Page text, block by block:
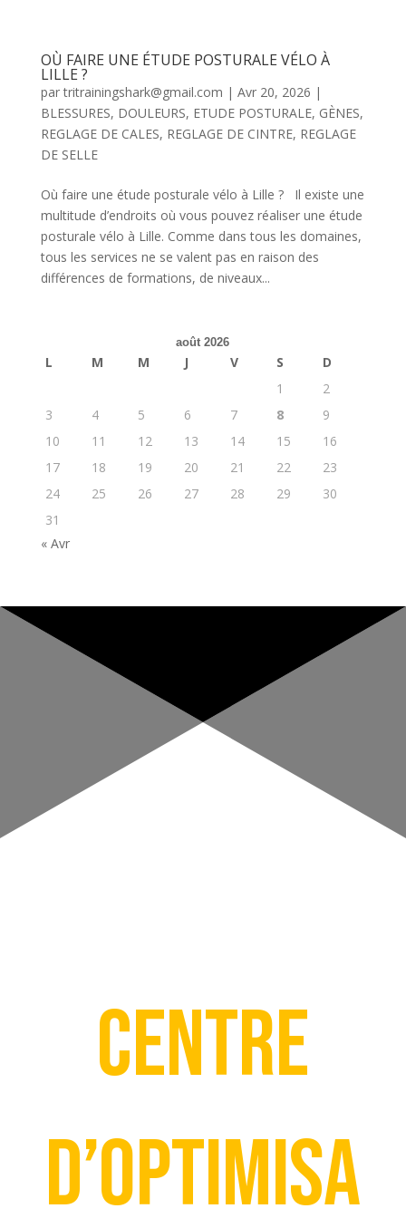
OÙ FAIRE UNE ÉTUDE POSTURALE VÉLO À
LILLE ?
partritrainingshark@gmail.com | Avr 20, 2026 |
BLESSURES, DOULEURS, ETUDE POSTURALE, GÈNES,
REGLAGE DE CALES, REGLAGE DE CINTRE, REGLAGE
DE SELLE
Où faire une étude posturale vélo à Lille ? Il existe une
multitude d’endroits où vous pouvez réaliser une étude
posturale vélo à Lille. Comme dans tous les domaines,
tous les services ne se valent pas en raison des
différences de formations, de niveaux...
août 2026
L M M J V S
D
1
2
3
4 5 6 7 8
9
10
11 12 13 14 15
16
17
18 19 20 21 22
23
24
25 26 27 28 29
30
31
« Avr
Centre
d’optimisa